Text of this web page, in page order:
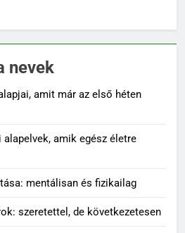
nevek
amit már az első héten
amik egész életre
mentálisan és fizikailag
szeretettel, de következetesen